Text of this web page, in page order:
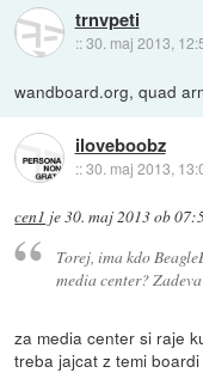
trnvpeti
::30. maj 2013,
wandboard.org, quad
iloveboobz
::30. maj 2013,
cen1 je30. maj 2013 ob
Torej, ima kdo
media center?
za media center si raje
treba jajcat z temi